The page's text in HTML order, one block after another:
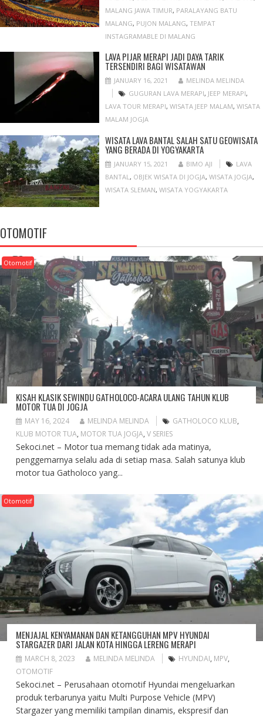
MALANG JAWA TIMUR, PARALAYANG BATU
MALANG, PUJON MALANG,TEMPAT
INSTAGRAMABLE DI MALANG
LAVA PIJAR MERAPI JADI DAYA TARIK
TERSENDIRI BAGI WISATAWAN
JANUARY 16, 2021
MELINDA MELINDA
GUGURAN LAVA MERAPI, JEEP MERAPI,
LAVA TOUR MERAPI,WISATA JEEP MALAM,WISATA
MALAM JOGJA
WISATA LAVA BANTAL SALAH SATU GEOWISATA
YANG BERADA DI YOGYAKARTA
JANUARY 15, 2021 BIMO AJI
LAVA
BANTAL, OBJEK WISATA DI JOGJA,WISATA JOGJA,
WISATA SLEMAN,WISATA YOGYAKARTA
OTOMOTIF
Otomotif
KISAH KLASIK SEWINDU GATHOLOCO-ACARA ULANG TAHUN KLUB
MOTOR TUA DI JOGJA
MAY 16, 2024 MELINDA MELINDA GATHOLOCO KLUB,
KLUB MOTOR TUA, MOTOR TUA JOGJA, V SERIES
Sekoci.net – Motor tua memang tidak ada matinya,
penggemarnya selalu ada di setiap masa. Salah satunya klub
motor tua Gatholoco yang...
Otomotif
MENJAJAL KENYAMANAN DAN KETANGGUHAN MPV HYUNDAI
STARGAZER DARI JALAN KOTA HINGGA LERENG MERAPI
MARCH 8, 2023 MELINDA MELINDA HYUNDAI, MPV,
OTOMOTIF
Sekoci.net – Perusahaan otomotif Hyundai mengeluarkan
produk terbarunya yaitu Multi Purpose Vehicle (MPV)
Stargazer yang memiliki tampilan dinamis, ekspresif dan